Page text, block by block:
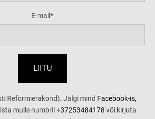
E-mail
Reformierakond). Jälgi mind Facebook-is,
mulle numbril +37253484178 või kirjuta